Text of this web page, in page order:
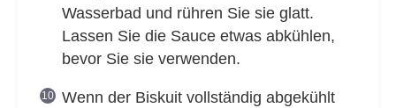
Wasserbad und rühren Sie sie glatt.
Lassen Sie die Sauce etwas abkühlen,
bevor Sie sie verwenden.
Wenn der Biskuit vollständig abgekühlt